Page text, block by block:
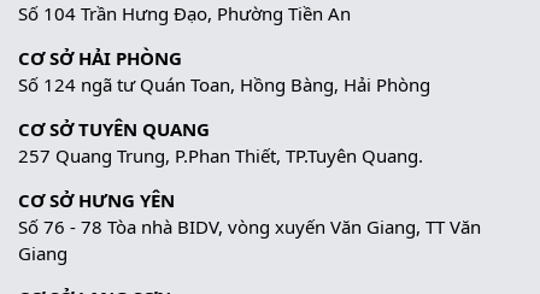
Số 104 Trần Hưng Đạo, Phường Tiền An
CƠ SỞ HẢI PHÒNG
Số 124 ngã tư Quán Toan, Hồng Bàng, Hải Phòng
CƠ SỞ TUYÊN QUANG
257 Quang Trung, P.Phan Thiết, TP.Tuyên Quang.
CƠ SỞ HƯNG YÊN
Số 76 - 78 Tòa nhà BIDV, vòng xuyến Văn Giang, TT Văn
Giang